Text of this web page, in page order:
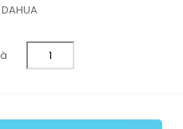
DAHUA